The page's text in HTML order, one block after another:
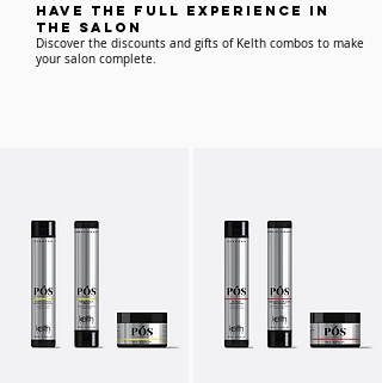
have the full experience IN
THE SALON
Discover the discounts and gifts of Kelth combos to make
your salon complete.